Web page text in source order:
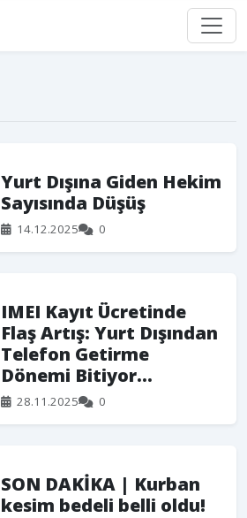
Yurt Dışına Giden Hekim
Sayısında Düşüş
14.12.2025 0
IMEI Kayıt Ücretinde
Flaş Artış: Yurt Dışından
Telefon Getirme
Dönemi Bitiyor...
28.11.2025 0
SON DAKİKA | Kurban
kesim bedeli belli oldu!